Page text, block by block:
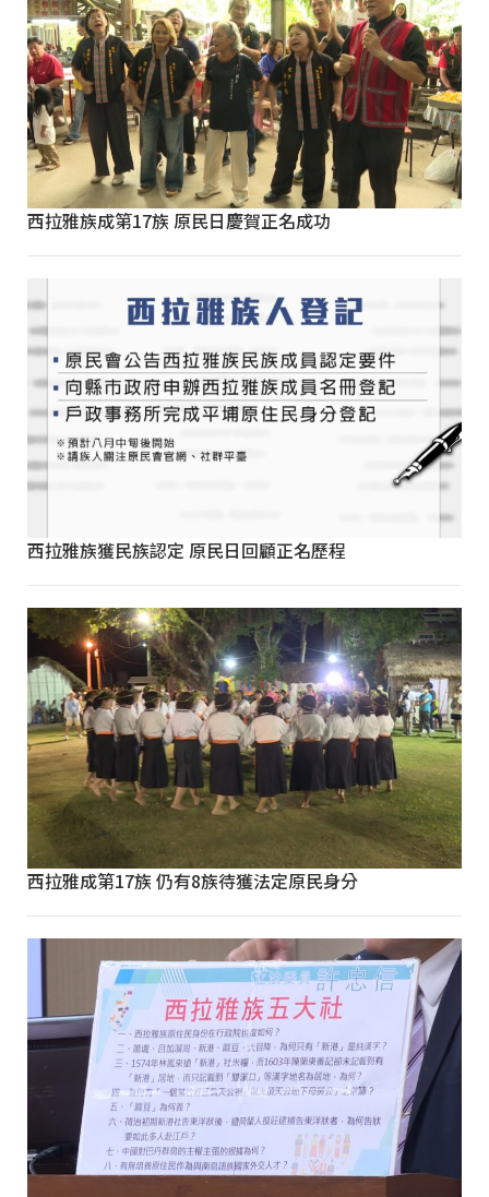
西拉雅族成第17族 原民日慶賀正名成功
西拉雅族獲民族認定 原民日回顧正名歷程
西拉雅成第17族 仍有8族待獲法定原民身分